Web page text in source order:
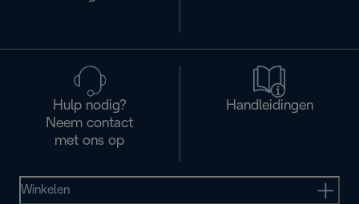
Hulp nodig?
Neem contact
met ons op
Handleidingen
Winkelen